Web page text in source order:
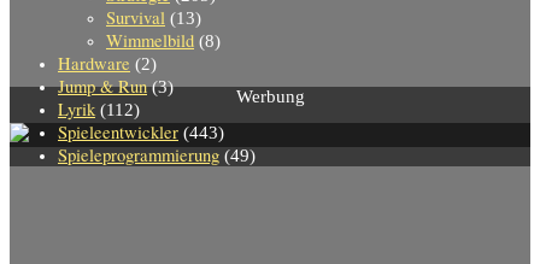
Survival (13)
Wimmelbild (8)
Hardware (2)
Jump & Run(3)
Lyrik (112)
Spieleentwickler (443)
Spieleprogrammierung (49)
Werbung